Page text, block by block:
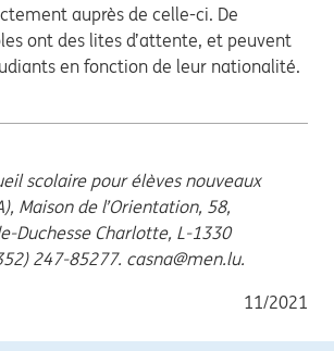
auprès de celle-ci. De
ont des lites d’attente, et peuvent
en fonction de leur nationalité.
scolaire pour élèves nouveaux
Maison de l’Orientation, 58,
Duchesse Charlotte, L-1330
247-85277. casna@men.lu.
11/2021